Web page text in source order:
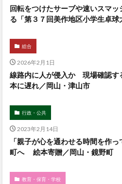
回転をつけたサーブや速いスマ
る「第３７回美作地区小学生卓
総合
2026年2月1日
線路内に人が侵入か 現場確認
本に遅れ／岡山・津山市
行政・公共
2023年2月14日
「親子が心を通わせる時間を作
町へ 絵本寄贈／岡山・鏡野町
教育・保育・学校